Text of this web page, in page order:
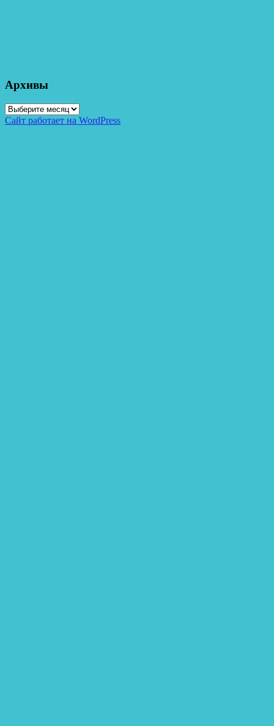
Архивы
Архивы
Сайт работает на WordPress